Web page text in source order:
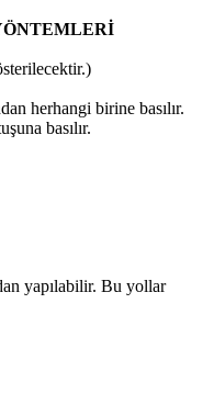
herhangi birine basılır.
basılır.
yapılabilir. Bu yollar